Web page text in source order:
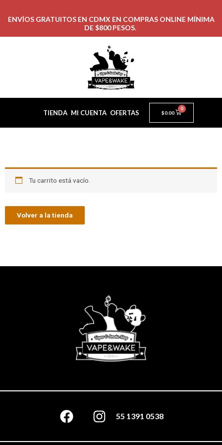
ENVÍOS GRATUITOS EN CDMX EN COMPRAS ONLINE MÍNIMA
DE $800 PESOS.
TIENDA MI CUENTA OFERTAS $0.00
0
Tu carrito está vacío.
Volver a la tienda
55 1391 0538